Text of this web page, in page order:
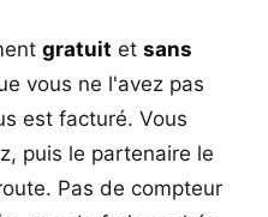
gratuit et sans
vous ne l'avez pas
est facturé. Vous
puis le partenaire le
Pas de compteur